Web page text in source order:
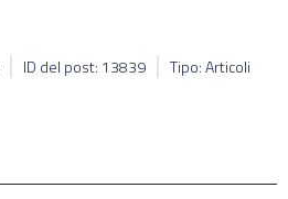
ID del post: 13839 Tipo: Articoli